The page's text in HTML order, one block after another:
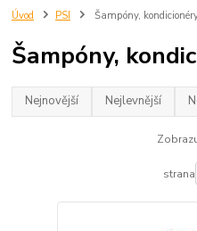
Úvod PSI Šampóny,
Šampóny,
Nejnovější Nejlevnější
strana